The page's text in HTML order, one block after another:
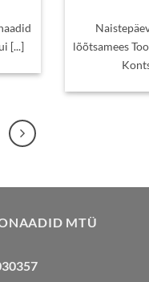
[...]
lõõtsamees
MTÜ